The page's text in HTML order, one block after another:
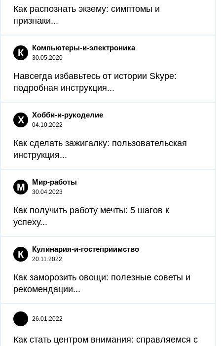
Как распознать экзему: симптомы и
признаки...
К Компьютеры-и-электроника
30.05.2020
Навсегда избавьтесь от истории Skype:
подробная инструкция...
Х Хобби-и-рукоделие
04.10.2022
Как сделать зажигалку: пользовательская
инструкция...
М Мир-работы
30.04.2023
Как получить работу мечты: 5 шагов к
успеху...
К Кулинария-и-гостеприимство
20.11.2022
Как заморозить овощи: полезные советы и
рекомендации...
26.01.2022
Как стать центром внимания: справляемся с